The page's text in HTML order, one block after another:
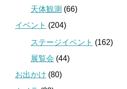
天体観測 (66)
イベント (204)
ステージイベント (162)
展覧会 (44)
お出かけ (80)